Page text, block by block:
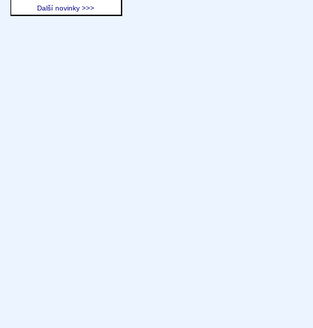
Další novinky >>>